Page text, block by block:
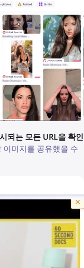
되는 모든 URL을 확인
미지를 공유했을 수